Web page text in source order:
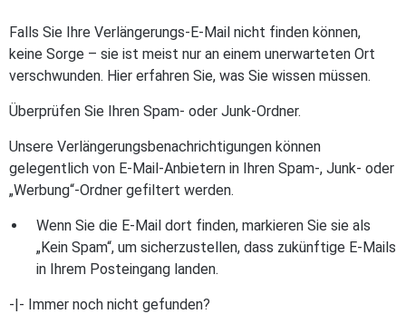
Falls Sie Ihre Verlängerungs-E-Mail nicht finden können,
keine Sorge – sie ist meist nur an einem unerwarteten Ort
verschwunden. Hier erfahren Sie, was Sie wissen müssen.
Überprüfen Sie Ihren Spam- oder Junk-Ordner.
Unsere Verlängerungsbenachrichtigungen können
gelegentlich von E-Mail-Anbietern in Ihren Spam-, Junk- oder
„Werbung“-Ordner gefiltert werden.
Wenn Sie die E-Mail dort finden, markieren Sie sie als
„Kein Spam“, um sicherzustellen, dass zukünftige E-Mails
in Ihrem Posteingang landen.
-|- Immer noch nicht gefunden?